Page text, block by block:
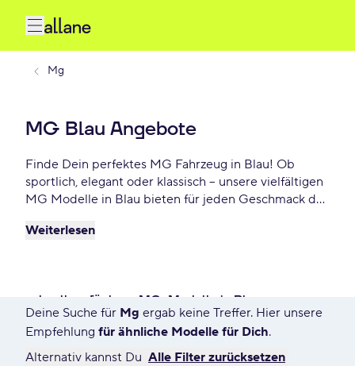
Mg
MG Blau Angebote
Finde Dein perfektes MG Fahrzeug in Blau! Ob
sportlich, elegant oder klassisch – unsere vielfältigen
MG Modelle in Blau bieten für jeden Geschmack das
flexiblen Leasing- oder Finanzierungsoptionen. Jetzt
Weiterlesen
schnell verfügbare MG-Modelle in Blau
792 Angebote für Deine Suche
Deine Suche für Mg ergab keine Treffer. Hier unsere
Empfehlung für ähnliche Modelle für Dich.
Alternativ kannst Du Alle Filter zurücksetzen